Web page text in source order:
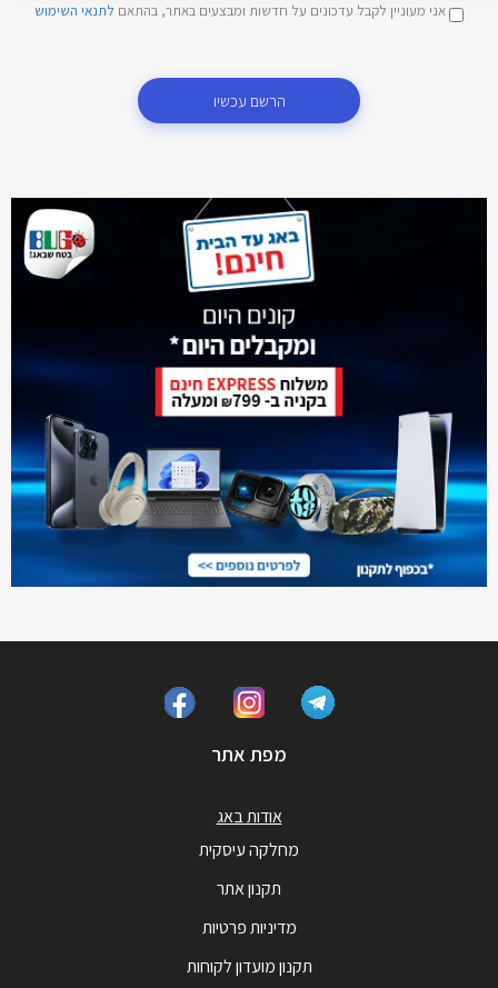
אני מעוניין לקבל עדכונים על חדשות ומבצעים באתר, בהתאם לתנאי השימוש
הרשם עכשיו
מפת אתר
אודות באג
מחלקה עיסקית
תקנון אתר
מדיניות פרטיות
תקנון מועדון לקוחות